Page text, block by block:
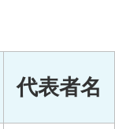
代表者名